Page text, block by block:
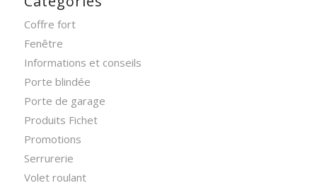
Coffre fort
Fenêtre
Informations et conseils
Porte blindée
Porte de garage
Produits Fichet
Promotions
Serrurerie
Volet roulant